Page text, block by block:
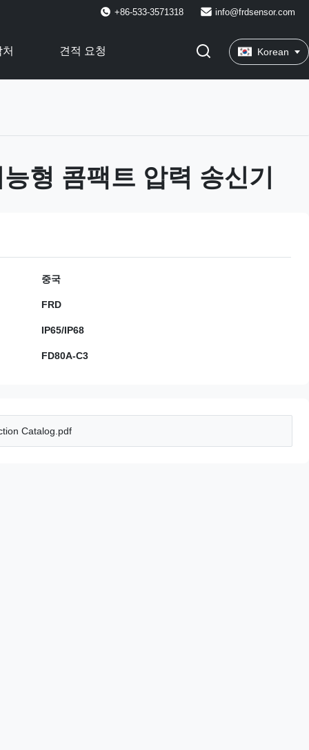
+86-533-3571318 info@frdsensor.com
견적 요청 Korean
형 콤팩트 압력 송신기
중국
FRD
IP65/IP68
FD80A-C3
Catalog.pdf